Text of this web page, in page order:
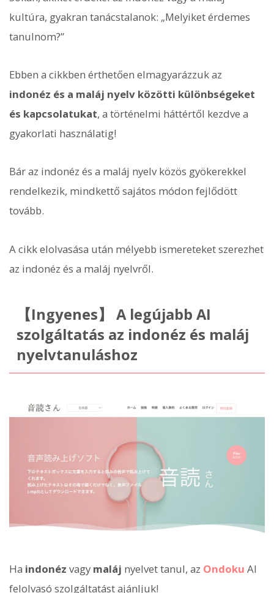
kultúra, gyakran tanácstalanok: „Melyiket érdemes
tanulnom?”
Ebben a cikkben érthetően elmagyarázzuk az
indonéz és a maláj nyelv közötti különbségeket
és kapcsolatukat, a történelmi háttértől kezdve a
gyakorlati használatig!
Bár az indonéz és a maláj nyelv közös gyökerekkel
rendelkezik, mindkettő sajátos módon fejlődött
tovább.
A cikk elolvasása után mélyebb ismereteket szerezhet
az indonéz és a maláj nyelvről.
【Ingyenes】 A legújabb AI
szolgáltatás az indonéz és maláj
nyelvtanuláshoz
Ha indonéz vagy maláj nyelvet tanul, az Ondoku AI
felolvasó szolgáltatást ajánljuk!